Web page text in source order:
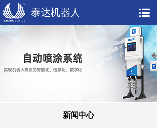
新闻中心
泰达机器人